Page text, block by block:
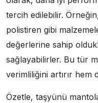
tercih edilebilir.
polistiren gibi
değerlerine sahip
sağlayabilirler. Bu tür
verimliliğini artırır
Özetle, taşyünü